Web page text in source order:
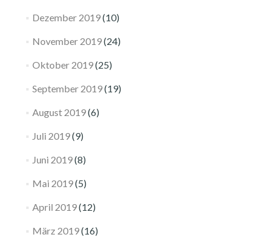
Dezember 2019(10)
November 2019(24)
Oktober 2019(25)
September 2019(19)
August 2019(6)
Juli 2019(9)
Juni 2019(8)
Mai 2019(5)
April 2019(12)
März 2019(16)